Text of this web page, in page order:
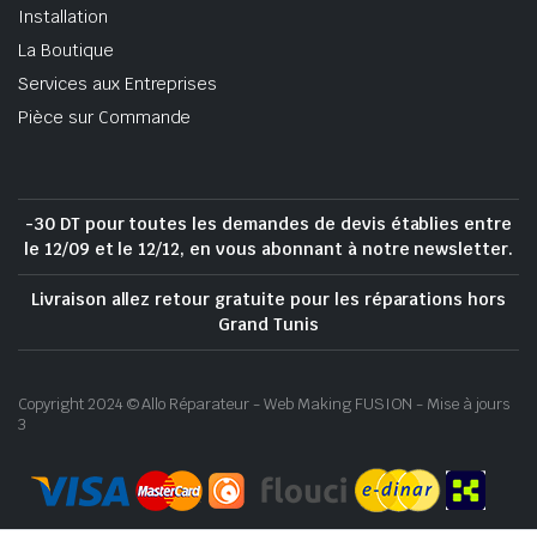
Installation
La Boutique
Services aux Entreprises
Pièce sur Commande
-30 DT pour toutes les demandes de devis établies entre
le 12/09 et le 12/12, en vous abonnant à notre newsletter.
Livraison allez retour gratuite pour les réparations hors
Grand Tunis
Copyright 2024 © Allo Réparateur - Web Making FUSION - Mise à jours
3